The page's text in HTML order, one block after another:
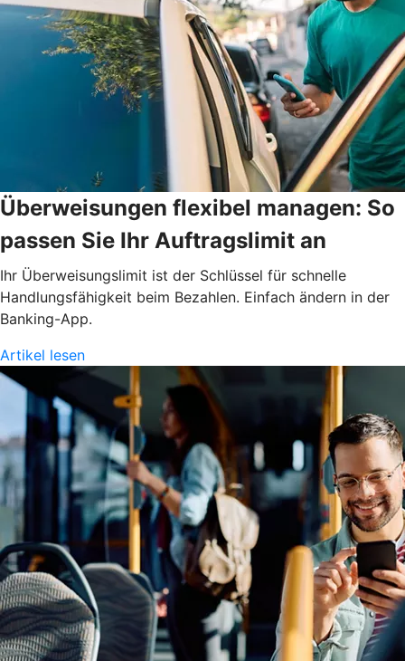
Überweisungen flexibel managen: So
passen Sie Ihr Auftragslimit an
Ihr Überweisungslimit ist der Schlüssel für schnelle
Handlungsfähigkeit beim Bezahlen. Einfach ändern in der
Banking-App.
Artikel lesen